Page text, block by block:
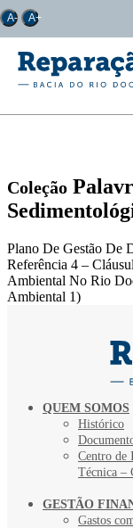
A- A+
Coleção
Plano De Gestão De
Referência 4 –
Ambiental No Rio
Ambiental 1)
QUEM SOMOS
Histórico
Centro de
Técnica –
GESTÃO
Gastos